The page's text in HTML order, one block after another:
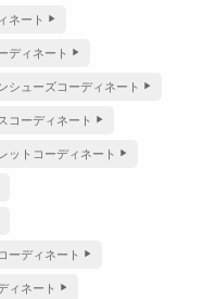
ネート
ディネート
シューズコーディネート
コーディネート
ットコーディネート
ーディネート
ィネート